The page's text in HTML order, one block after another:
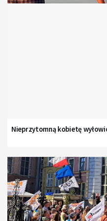
Nieprzytomną kobietę